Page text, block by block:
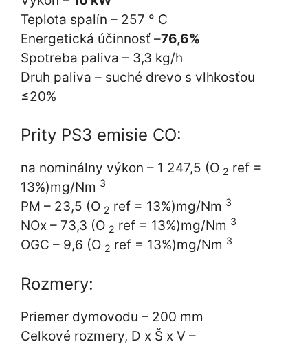
Teplota spalín – 257 ° C
Energetická účinnosť –76,6%
Spotreba paliva – 3,3 kg/h
Druh paliva – suché drevo s vlhkosťou
≤20%
Prity PS3 emisie CO:
na nominálny výkon – 1 247,5 (O 2 ref =
13%)mg/Nm 3
PM – 23,5 (O 2 ref = 13%)mg/Nm 3
NOx – 73,3 (O 2 ref = 13%)mg/Nm 3
OGC – 9,6 (O 2 ref = 13%)mg/Nm 3
Rozmery:
Priemer dymovodu – 200 mm
Celkové rozmery, D x Š x V –